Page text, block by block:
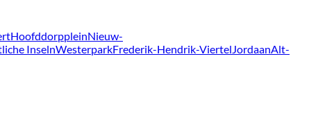
HoofddorppleinNieuw-
InselnWesterparkFrederik-Hendrik-ViertelJordaanAlt-